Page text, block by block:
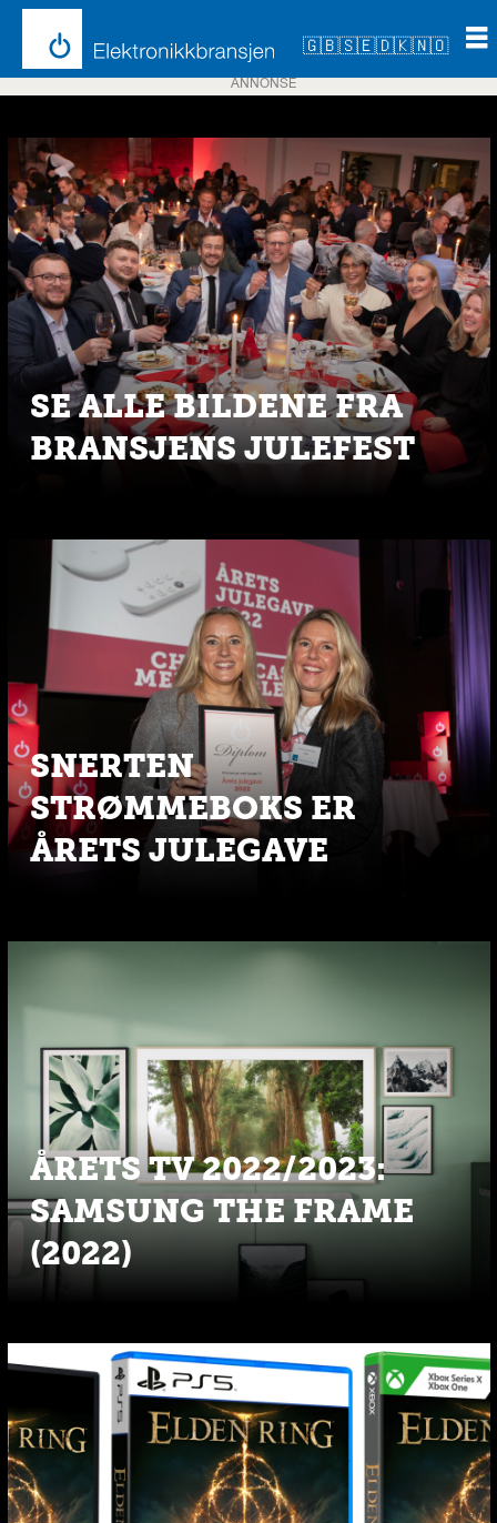
🇬🇧🇸🇪🇩🇰🇳🇴
Emne:
årets
2022-
2023
ANNONSE
SE ALLE BILDENE FRA
BRANSJENS JULEFEST
SNERTEN
STRØMMEBOKS ER
ÅRETS JULEGAVE
ÅRETS TV 2022/2023:
SAMSUNG THE FRAME
(2022)